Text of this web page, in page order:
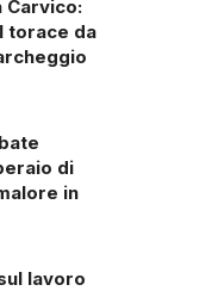
Carvico:
torace da
di
in
lavoro